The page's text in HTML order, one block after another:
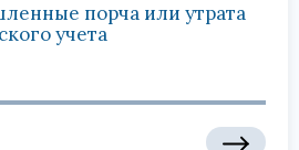
порча или утрата
учета